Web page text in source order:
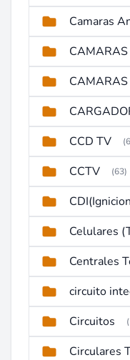
Camaras
CAMARAS
CCD TV
CCTV (63)
Celulares
Centrales
circuito
Circuitos
Circulares